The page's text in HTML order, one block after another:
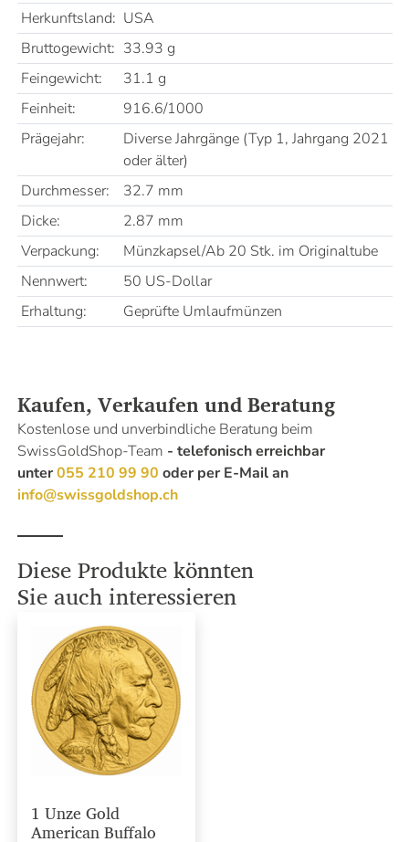
Herkunftsland: USA
Bruttogewicht: 33.93 g
Feingewicht:
31.1 g
Feinheit:
916.6/1000
Prägejahr:
Diverse Jahrgänge (Typ 1, Jahrgang 2021
oder älter)
Durchmesser:
32.7 mm
Dicke:
2.87 mm
Verpackung:
Münzkapsel/Ab 20 Stk. im Originaltube
Nennwert:
50 US-Dollar
Erhaltung:
Geprüfte Umlaufmünzen
Kaufen, Verkaufen und Beratung
Kostenlose und unverbindliche Beratung beim
SwissGoldShop-Team - telefonisch erreichbar
unter055 210 99 90 oder per E-Mail an
info@swissgoldshop.ch
Diese Produkte könnten
Sie auch interessieren
1 Unze Gold
American Buffalo